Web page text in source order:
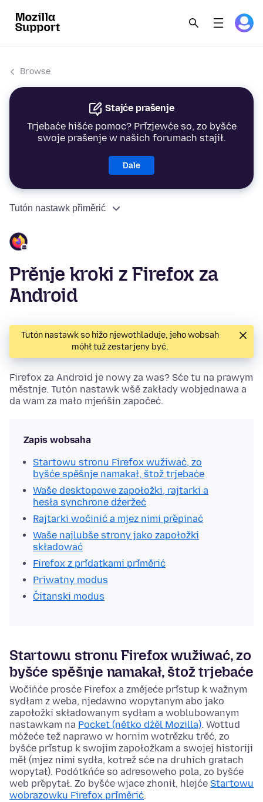
Browse
Stajće prašenje
Trjebaće hišće pomoc? Přizjewće so, zo byšće
swoje prašenje w našich forumach stajił.
Dale
Tutón nastawk přiměrić
Prěnje kroki z Firefox za
Android
Tutón nastawk so hižo njewothladuje, jeho wobsah
móhł tuž zestarjeny być.
Firefox za Android je nowy za was? Sće tu na prawym
městnje. Tutón nastawk wšě zakłady wobjednawa a
da wam za mało mjeńšin započeć.
Zapis wobsaha
Startowu stronu Firefox wužiwać, zo
byšće spěšnje namakał, štož trjebaće
Waše desktopowe zapołožki, rajtarki a
hesła synchrone dźeržeć
Rajtarki wočinić a mjez nimi přepinać
Waše najlubše strony jako zapołožki
składować
Firefox z přidatkami přiměrić
Priwatny modus
Čitanski modus
Startowu stronu Firefox wužiwać, zo
byšće spěšnje namakał, štož trjebaće
Wočińće prosće Firefox a změjeće přistup k wažnym
sydłam z weba, njedawno wopytanym abo jako
zapołožki składowanym sydłam a woblubowanym
nastawkam na Pocket (nětko dźěl Mozilla). Wottud
móžeće tež naprawo w hornim wotrězku trěć, zo
byšće přistup k swojim zapołožkam a swojej historiji
měł (mjez nimi sydła, kotrež sće na druhich gratach
wopytał). Podótkńće so adresoweho pola, zo byšće
web přepytał. Zo byšće wjace zhonił, hlejće Startowu
wobrazowku Firefox přiměrić.